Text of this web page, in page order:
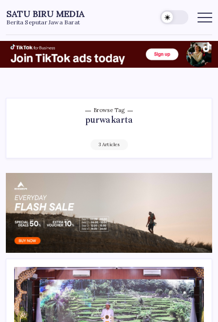
to
content
SATU BIRU MEDIA
Berita Seputar Jawa Barat
Browse Tag
purwakarta
3 Articles